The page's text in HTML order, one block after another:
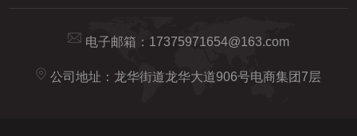
电子邮箱： 17375971654@163.com
公司地址：龙华街道龙华大道906号电商集团7层